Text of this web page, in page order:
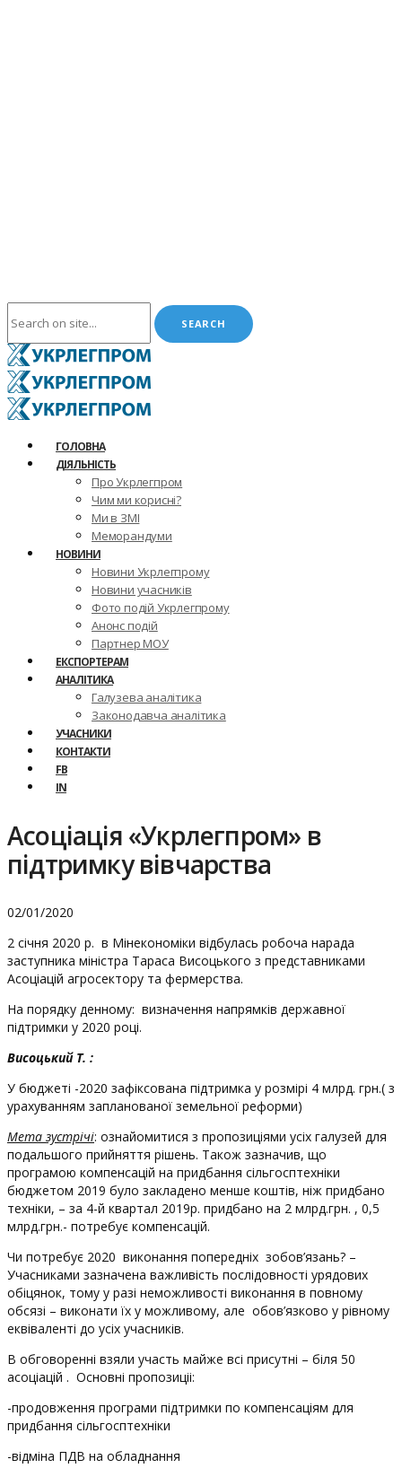
ГОЛОВНА
ДІЯЛЬНІСТЬ
Про Укрлегпром
Чим ми корисні?
Ми в ЗМІ
Меморандуми
НОВИНИ
Новини Укрлегпрому
Новини учасників
Фото подій Укрлегпрому
Анонс подій
Партнер МОУ
ЕКСПОРТЕРАМ
АНАЛІТИКА
Галузева аналітика
Законодавча аналітика
УЧАСНИКИ
КОНТАКТИ
FB
IN
Асоціація «Укрлегпром» в
підтримку вівчарства
02/01/2020
2 січня 2020 р. в Мінекономіки відбулась робоча нарада
заступника міністра Тараса Висоцького з представниками
Асоціацій агросектору та фермерства.
На порядку денному: визначення напрямків державної
підтримки у 2020 році.
Висоцький Т. :
У бюджеті -2020 зафіксована підтримка у розмірі 4 млрд. грн.( з
урахуванням запланованої земельної реформи)
Мета зустрічі: ознайомитися з пропозиціями усіх галузей для
подальшого прийняття рішень. Також зазначив, що
програмою компенсацій на придбання сільгосптехніки
бюджетом 2019 було закладено менше коштів, ніж придбано
техніки, – за 4-й квартал 2019р. придбано на 2 млрд.грн. , 0,5
млрд.грн.- потребує компенсацій.
Чи потребує 2020 виконання попередніх зобов’язань? –
Учасниками зазначена важливість послідовності урядових
обіцянок, тому у разі неможливості виконання в повному
обсязі – виконати їх у можливому, але обов’язково у рівному
еквіваленті до усіх учасників.
В обговоренні взяли участь майже всі присутні – біля 50
асоціацій . Основні пропозиціі:
-продовження програми підтримки по компенсаціям для
придбання сільгосптехніки
-відміна ПДВ на обладнання